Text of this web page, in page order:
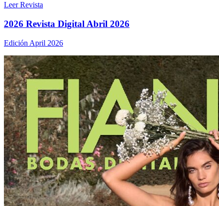
Leer Revista
2026 Revista Digital Abril 2026
Edición April 2026